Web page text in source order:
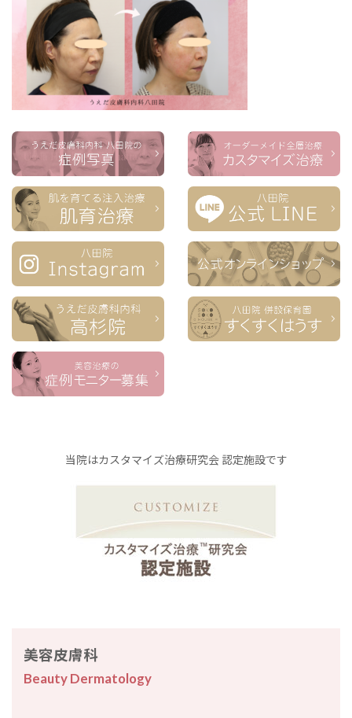
当院はカスタマイズ治療研究会 認定施設です
美容皮膚科
Beauty Dermatology